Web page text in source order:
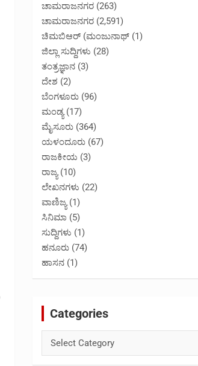
ಚಾಮರಾಜನಗರ (263)
ಚಾಮರಾಜನಗರ (2,591)
ಚಿಮಬಿಆರ್ (ಮಂಜುನಾಥ್ (1)
ಜಿಲ್ಲಾ ಸುದ್ದಿಗಳು (28)
ತಂತ್ರಜ್ಞಾನ (3)
ದೇಶ (2)
ಬೆಂಗಳೂರು (96)
ಮಂಡ್ಯ(17)
ಮೈಸೂರು (364)
ಯಳಂದೂರು (67)
ರಾಜಕೀಯ (3)
ರಾಜ್ಯ(10)
ಲೇಖನಗಳು (22)
ವಾಣಿಜ್ಯ(1)
ಸಿನಿಮಾ (5)
ಸುದ್ದಿಗಳು (1)
ಹನೂರು (74)
ಹಾಸನ (1)
Categories